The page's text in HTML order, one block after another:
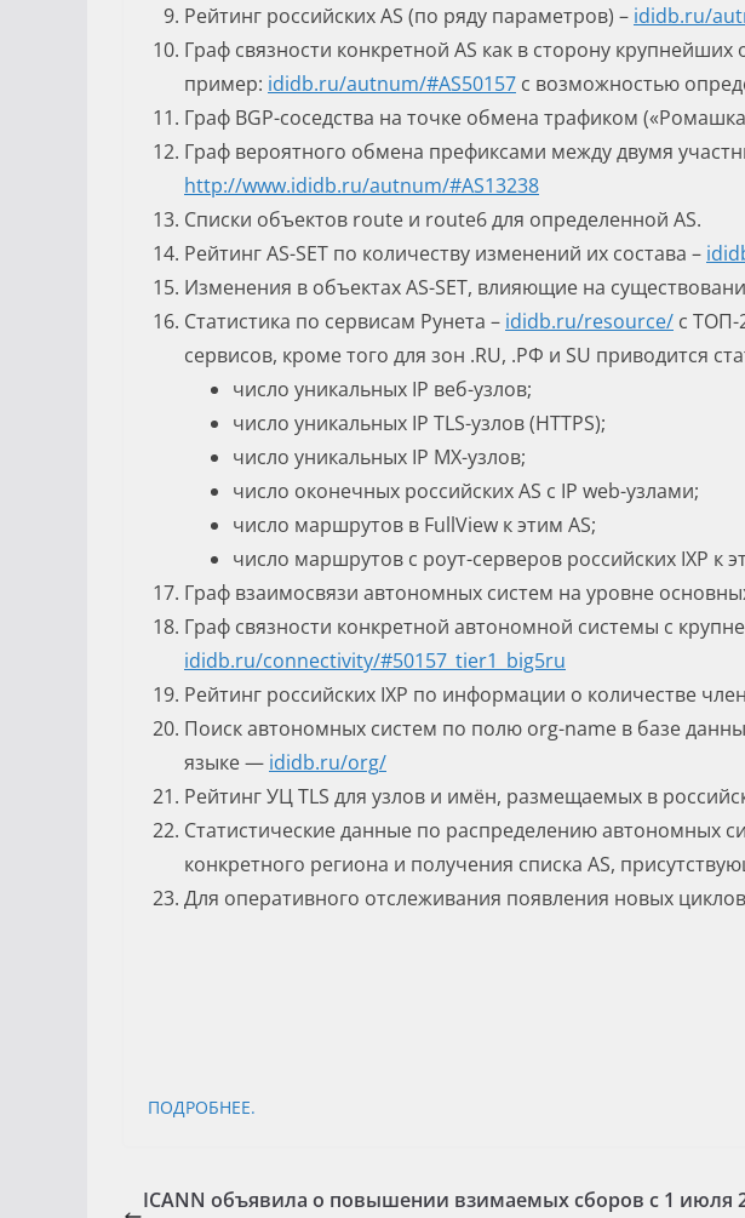
Рейтинг российских AS (по ряду параметров) – ididb.ru/
Граф связности конкретной AS как в сторону
пример: ididb.ru/autnum/#AS50157 с возможностью
Граф BGP-соседства на точке обмена трафиком
Граф вероятного обмена префиксами между двумя
http://www.ididb.ru/autnum/#AS13238
Списки объектов route и route6 для определенной AS.
Рейтинг AS-SET по количеству изменений их состава –
Изменения в объектах AS-SET, влияющие на
Статистика по сервисам Рунета – ididb.ru/resource/ с ТОП-
сервисов, кроме того для зон .RU, .РФ и SU приводится
число уникальных IP веб-узлов;
число уникальных IP TLS-узлов (HTTPS);
число уникальных IP MX-узлов;
число оконечных российских AS с IP web-узлами;
число маршрутов в FullView к этим AS;
число маршрутов с роут-серверов российских IXP к
Граф взаимосвязи автономных систем на уровне
Граф связности конкретной автономной системы с
ididb.ru/connectivity/#50157_tier1_big5ru
Рейтинг российских IXP по информации о количестве
Поиск автономных систем по полю org-name в базе
языке — ididb.ru/org/
Рейтинг УЦ TLS для узлов и имён, размещаемых в
Статистические данные по распределению автономных
конкретного региона и получения списка AS,
Для оперативного отслеживания появления новых
ПОДРОБНЕЕ.
ICANN объявила о повышении взимаемых сборов с 1 июля